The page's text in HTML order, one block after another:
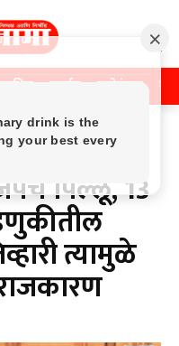
क्राईम मनोरंजन
पिल्लू, 13
त्यामुळे